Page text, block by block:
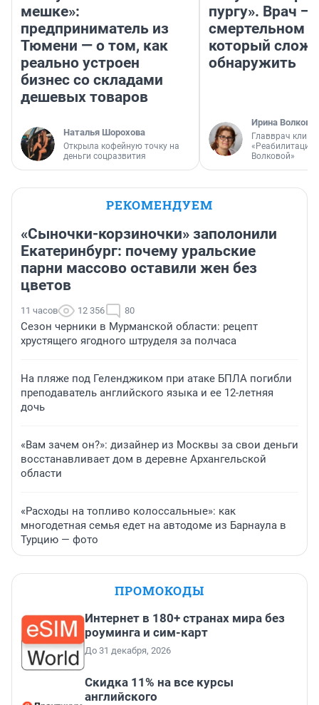
мешке»:
предприниматель из
Тюмени — о том, как
реально устроен
бизнес со складами
дешевых товаров
Наталья Шорохова
Открыла кофейную точку на
деньги соцразвития
пургу». Врач —
смертельном
который
обнаружить
Ирина Волкова
Главврач
«Реабилитация
Волковой»
РЕКОМЕНДУЕМ
«Сыночки-корзиночки» заполонили
Екатеринбург: почему уральские
парни массово оставили жен без
цветов
11 часов 12 356 80
Сезон черники в Мурманской области: рецепт
хрустящего ягодного штруделя за полчаса
На пляже под Геленджиком при атаке БПЛА погибли
преподаватель английского языка и ее 12-летняя
дочь
«Вам зачем он?»: дизайнер из Москвы за свои деньги
восстанавливает дом в деревне Архангельской
области
«Расходы на топливо колоссальные»: как
многодетная семья едет на автодоме из Барнаула в
Турцию — фото
ПРОМОКОДЫ
Интернет в 180+ странах мира без
роуминга и сим-карт
До 31 декабря, 2026
Скидка 11% на все курсы
английского